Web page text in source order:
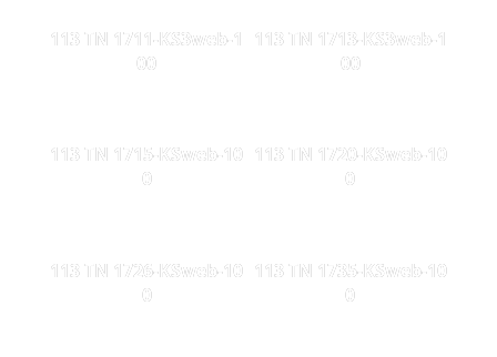
113 TN 1711-KS3web-1
00
113 TN 1713-KS3web-1
00
113 TN 1715-KSweb-10
0
113 TN 1720-KSweb-10
0
113 TN 1726-KSweb-10
0
113 TN 1735-KSweb-10
0